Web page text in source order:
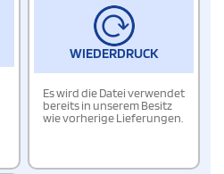
WIEDERDRUCK
Es wird die Datei verwendet
bereits in unserem Besitz
wie vorherige Lieferungen.